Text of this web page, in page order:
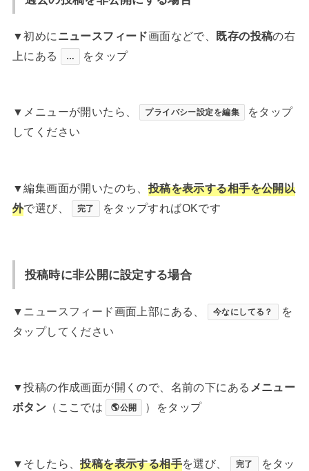
▼初めに ニュースフィード画面などで、 既存の投稿の右
上にある
… をタップ
▼メニューが開いたら、 プライバシー設定を編集
をタップ
してください
▼編集画面が開いたのち、 投稿を表示する相手を公開以
外で選び、 完了 をタップすればOKです
投稿時に非公開に設定する場合
▼ニュースフィード画面上部にある、 今なにしてる？
を
タップしてください
▼投稿の作成画面が開くので、名前の下にある メニュー
ボタン （ここでは 🌎公開 ）をタップ
▼そしたら、投稿を表示する相手を選び、 完了
をタッ